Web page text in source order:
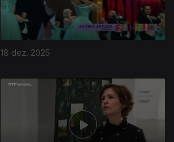
18 dez. 2025